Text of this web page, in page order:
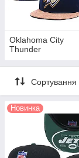
Oklahoma City
Thunder
Сортування
Новинка